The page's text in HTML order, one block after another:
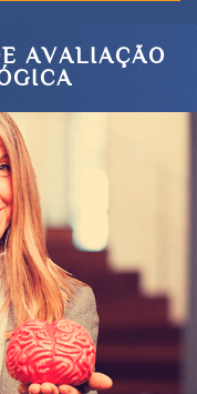
AVALIAÇÃO